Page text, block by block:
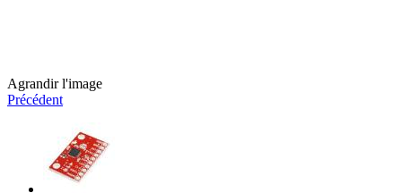
Agrandir l'image
Précédent